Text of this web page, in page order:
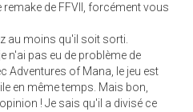
remake de FFVII, forcément vous
au moins qu'il soit sorti.
n'ai pas eu de problème de
Adventures of Mana, le jeu est
en même temps. Mais bon,
! Je sais qu'il a divisé ce